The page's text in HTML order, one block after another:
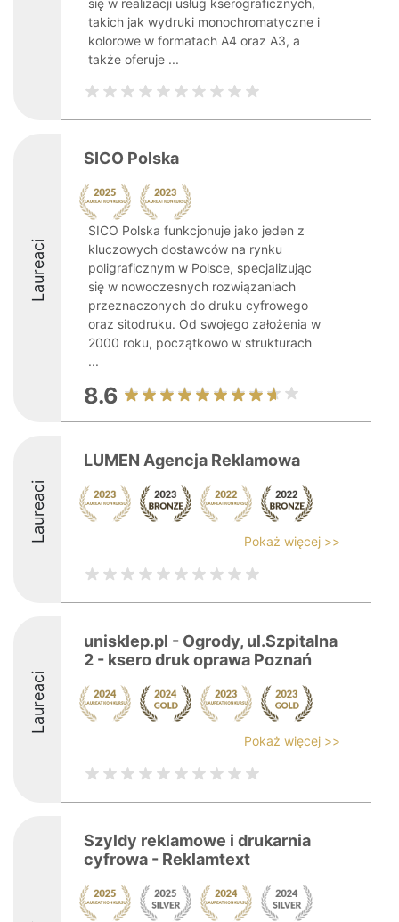
się w realizacji usług kserograficznych,
takich jak wydruki monochromatyczne i
kolorowe w formatach A4 oraz A3, a
także oferuje ...
Laureaci
SICO Polska
SICO Polska funkcjonuje jako jeden z
kluczowych dostawców na rynku
poligraficznym w Polsce, specjalizując
się w nowoczesnych rozwiązaniach
przeznaczonych do druku cyfrowego
oraz sitodruku. Od swojego założenia w
2000 roku, początkowo w strukturach
...
8.6
Laureaci
LUMEN Agencja Reklamowa
Pokaż więcej >>
Laureaci
unisklep.pl - Ogrody, ul.Szpitalna
2 - ksero druk oprawa Poznań
Pokaż więcej >>
Szyldy reklamowe i drukarnia
cyfrowa - Reklamtext